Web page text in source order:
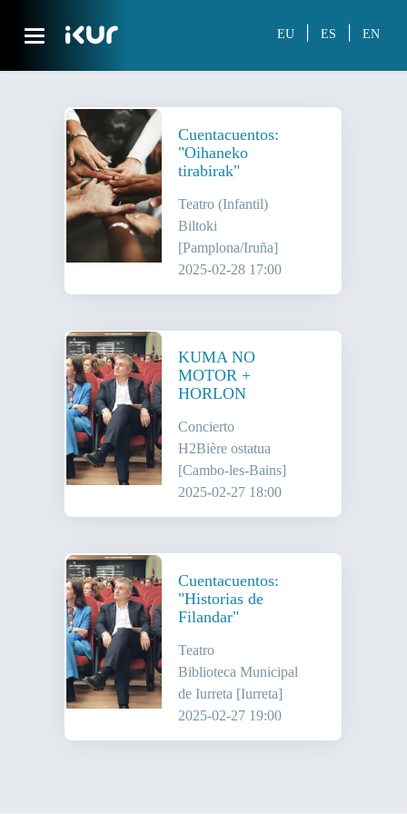
EU ES EN
Cuentacuentos:
"Oihaneko
tirabirak"
Teatro (Infantil)
Biltoki
[Pamplona/Iruña]
2025-02-28 17:00
KUMA NO
MOTOR +
HORLON
Concierto
H2Bière ostatua
[Cambo-les-Bains]
2025-02-27 18:00
Cuentacuentos:
"Historias de
Filandar"
Teatro
Biblioteca Municipal
de Iurreta [Iurreta]
2025-02-27 19:00